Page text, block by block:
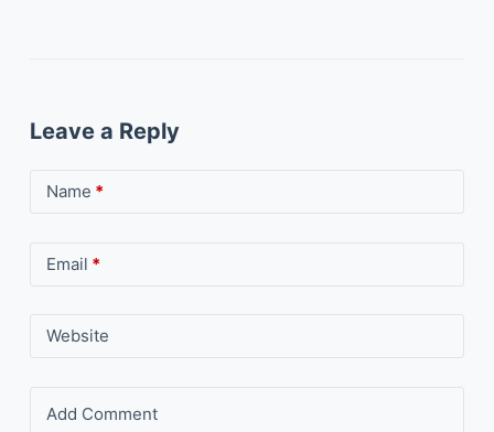
Leave a Reply
Name *
Email *
Website
Add Comment